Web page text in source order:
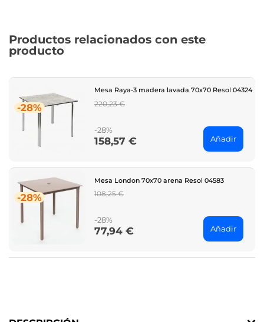
Productos relacionados con este
producto
-28%
Mesa Raya-3 madera lavada 70x70 Resol 04324
Regular
220,23 €
-28%
Price
158,57 € Añadir
-28%
Mesa London 70x70 arena Resol 04583
Regular
108,25 €
-28%
Price
77,94 € Añadir